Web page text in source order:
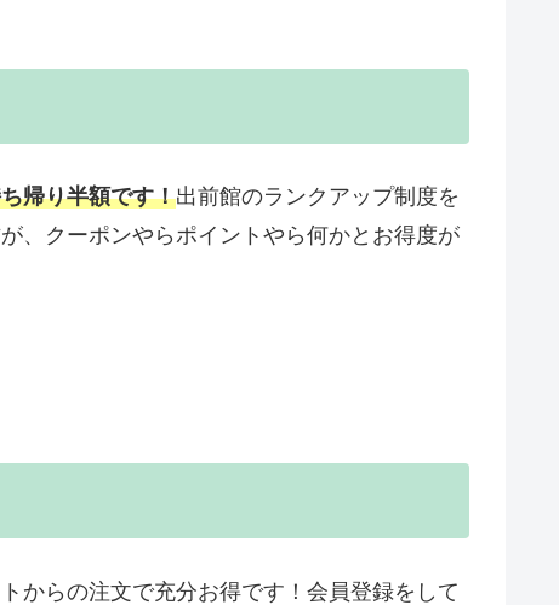
帰り半額です！出前館のランクアップ制度を
、クーポンやらポイントやら何かとお得度が
からの注文で充分お得です！会員登録をして